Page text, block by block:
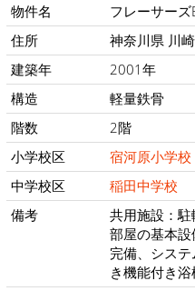
物件名
フレーサーズ
住所
神奈川県 川
建築年
2001年
構造
軽量鉄骨
階数
2階
小学校区
宿河原小学校
中学校区
稲田中学校
備考
共用施設：
部屋の基本
完備、システ
き機能付き